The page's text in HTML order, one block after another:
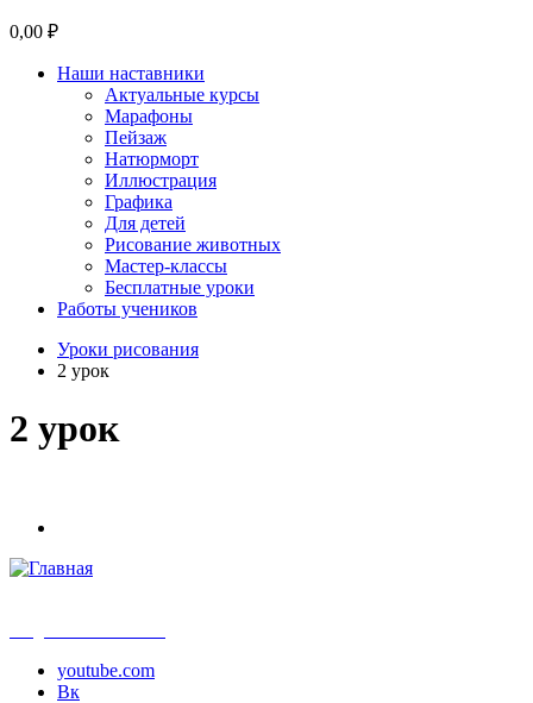
0,00 ₽
Наши наставники
Актуальные курсы
Марафоны
Пейзаж
Натюрморт
Иллюстрация
Графика
Для детей
Рисование животных
Мастер-классы
Бесплатные уроки
Работы учеников
Уроки рисования
2 урок
2 урок
youtube.com
Вк